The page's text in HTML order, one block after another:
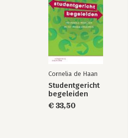
Cornelia de Haan
Studentgericht
begeleiden
€ 33,50